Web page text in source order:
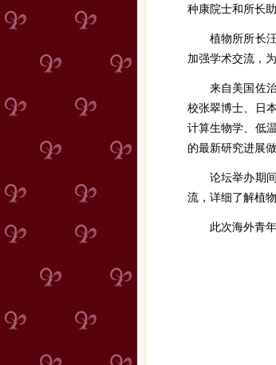
种康院士和所长
植物所所长
加强学术交流，
来自美国佐
校张翠博士、日
计算生物学、低
的最新研究进展
论坛举办期
流，详细了解植
此次海外青